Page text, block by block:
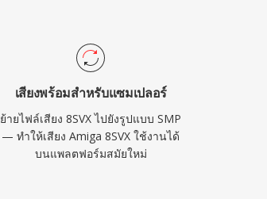
เสียงพร้อมสำหรับแซมเปลอร์
ย้ายไฟล์เสียง 8SVX ไปยังรูปแบบ SMP
— ทำให้เสียง Amiga 8SVX ใช้งานได้
บนแพลตฟอร์มสมัยใหม่